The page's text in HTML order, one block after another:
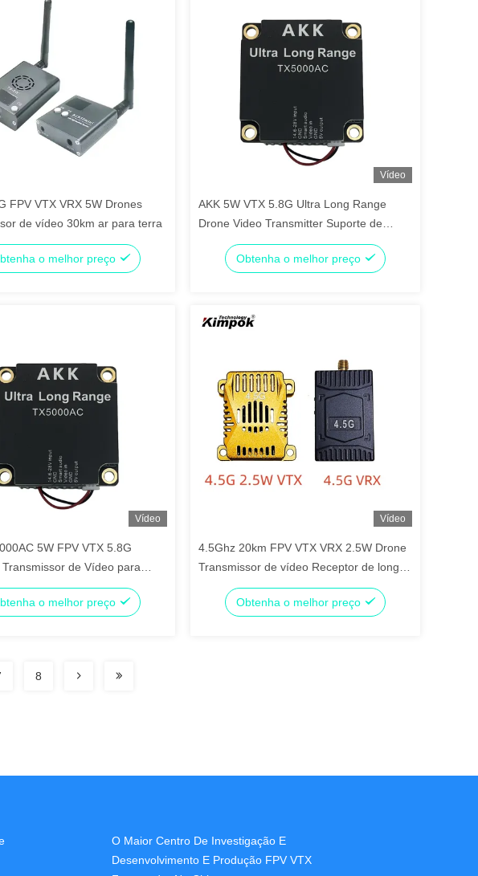
FPV VTX VRX 5W Drones
de vídeo 30km ar para terra
o melhor preço
Vídeo
AKK 5W VTX 5.8G Ultra Long Range
Drone Video Transmitter Suporte de
áudio inteligente para o drone FPV VTX
Obtenha o melhor preço
Vídeo
5W FPV VTX 5.8G
de Vídeo para
6G 96CH
o melhor preço
Vídeo
4.5Ghz 20km FPV VTX VRX 2.5W Drone
Transmissor de vídeo Receptor de longo
alcance
Obtenha o melhor preço
8
O Maior Centro De Investigação E
Desenvolvimento E Produção FPV VTX